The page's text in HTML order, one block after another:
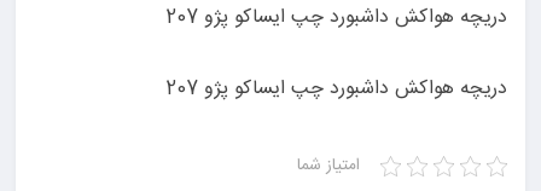
دریچه هواکش داشبورد چپ ایساکو پژو 207
دریچه هواکش داشبورد چپ ایساکو پژو 207
امتیاز شما